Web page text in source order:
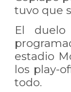
tuvo que
El
estadio
los play-
todo.